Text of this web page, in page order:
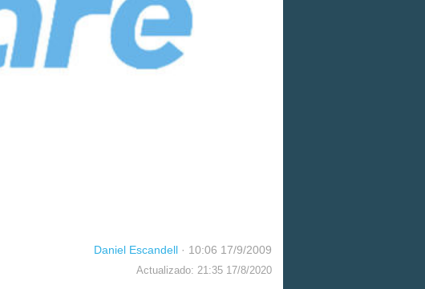
Daniel Escandell · 10:06 17/9/2009
Actualizado: 21:35 17/8/2020